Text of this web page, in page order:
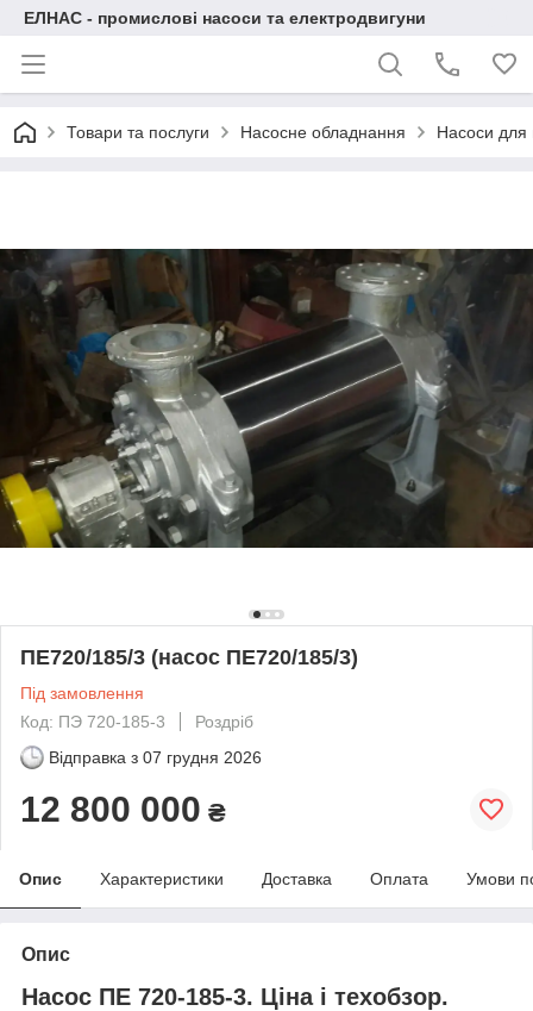
ЕЛНАС - промислові насоси та електродвигуни
Товари та послуги Насосне обладнання Насоси для
ПЕ720/185/3 (насос ПЕ720/185/3)
Під замовлення
Код: ПЭ 720-185-3
Роздріб
Відправка з 07 грудня 2026
12 800 000 ₴
Опис Характеристики Доставка Оплата Умови
Опис
Насос ПЕ 720-185-3. Ціна і техобзор.